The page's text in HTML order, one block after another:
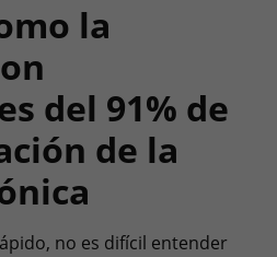
la
del 91% de
de la
no es difícil entender